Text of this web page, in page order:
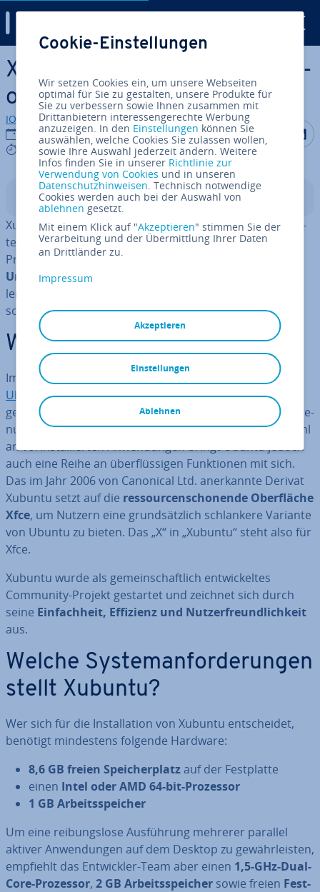
Zum Haupt­in­halt springen
Xubuntu: Die Linux-Dis­tri­bu­ti­
on für maximale Leistung
IONOS Redaktion
10.08.2023
5 mins
Auf Auf
In­halts­ver­zeich­nis
Xubuntu ist ein be­nut­zer­freund­li­ches Linux-Be­triebs­sys­
tem, das als ge­mein­schaft­lich ent­wi­ckel­tes Community-
Projekt gestartet wurde. Da Xubuntu die
Umgebung Xfce
leichter, in hohem Maße anpassbar und we­sent­lich res­
sour­cen­scho­nen­der als andere Desktop-Um­ge­bun­gen.
Was ist Xubuntu?
Im Jahr 2004 erschien das Open-Source-Be­triebs­sys­tem
Ubuntu, dessen Nut­zer­zahl heute auf über 25 Millionen
geschätzt wird. Es zählt daher in­zwi­schen zu den meist­ge­
nutz­ten Linux-Dis­tri­bu­tio­nen weltweit. Mit seiner Vielzahl
an vor­in­stal­lier­ten An­wen­dun­gen bringt Ubuntu jedoch
auch eine Reihe an über­flüs­si­gen Funk­tio­nen mit sich.
Das im Jahr 2006 von Canonical Ltd. an­er­kann­te Derivat
Xubuntu setzt auf die res­sour­cen­scho­nen­de Ober­flä­che
Xfce, um Nutzern eine grund­sätz­lich schlan­ke­re Variante
von Ubuntu zu bieten. Das „X“ in „Xubuntu“ steht also für
Xfce.
Xubuntu wurde als ge­mein­schaft­lich ent­wi­ckel­tes
Community-Projekt gestartet und zeichnet sich durch
seine Ein­fach­heit, Effizienz und Nut­zer­freund­lich­keit
aus.
Welche Sys­tem­an­for­de­run­gen
stellt Xubuntu?
Wer sich für die In­stal­la­ti­on von Xubuntu ent­schei­det,
benötigt min­des­tens folgende Hardware:
8,6 GB freien Spei­cher­platzauf der Fest­plat­te
einen Intel oder AMD 64-bit-Prozessor
1 GB Ar­beits­spei­cher
Um eine rei­bungs­lo­se Aus­füh­rung mehrerer parallel
aktiver An­wen­dun­gen auf dem Desktop zu ge­währ­leis­ten,
empfiehlt das Ent­wick­ler-Team aber einen 1,5-GHz-Dual-
Core-Prozessor, 2 GB Ar­beits­spei­cher sowie freien Fest­
Cookie-Einstellungen
Wir setzen Cookies ein, um unsere Webseiten
optimal für Sie zu gestalten, unsere Produkte für
Sie zu verbessern sowie Ihnen zusammen mit
Drittanbietern interessengerechte Werbung
anzuzeigen. In den Einstellungen können Sie
auswählen, welche Cookies Sie zulassen wollen,
sowie Ihre Auswahl jederzeit ändern. Weitere
Infos finden Sie in unserer Richtlinie zur
Verwendung von Cookies und in unseren
Datenschutzhinweisen. Technisch notwendige
Cookies werden auch bei der Auswahl von
ablehnen gesetzt.
Mit einem Klick auf "Akzeptieren" stimmen Sie der
Verarbeitung und der Übermittlung Ihrer Daten
an Drittländer zu.
Impressum
Akzeptieren
Ablehnen
Einstellungen